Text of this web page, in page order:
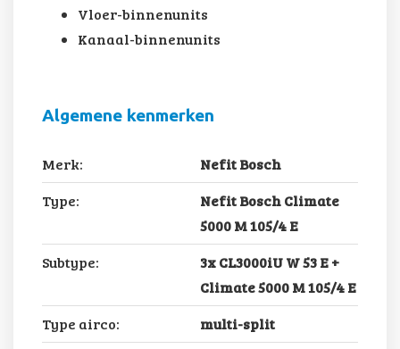
Vloer-binnenunits
Kanaal-binnenunits
Algemene kenmerken
Merk:
Nefit Bosch
Type:
Nefit Bosch Climate
5000 M 105/4 E
Subtype:
3x CL3000iU W 53 E +
Climate 5000 M 105/4 E
Type airco:
multi-split